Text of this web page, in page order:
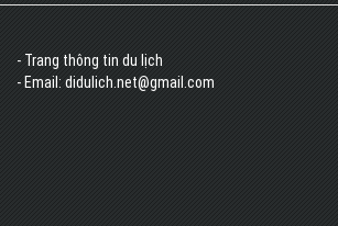
- Trang thông tin du lịch
- Email: didulich.net@gmail.com